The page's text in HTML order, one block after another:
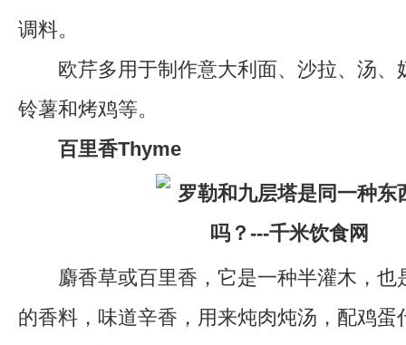
调料。
欧芹多用于制作意大利面、沙拉、汤、
铃薯和烤鸡等。
百里香Thyme
麝香草或百里香，它是一种半灌木，也
的香料，味道辛香，用来炖肉炖汤，配鸡蛋